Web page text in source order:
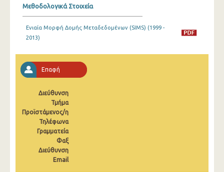
2015
2013
2011
2010
2009
2008
Μεθοδολογικά Στοιχεία
Ενιαία Μορφή Δομής Μεταδεδομένων (SIMS) (1999 -
2013)
Επαφή
Διεύθυνση
Τμήμα
Προϊστάμενος/η
Τηλέφωνα
Γραμματεία
Φαξ
Διεύθυνση
Email